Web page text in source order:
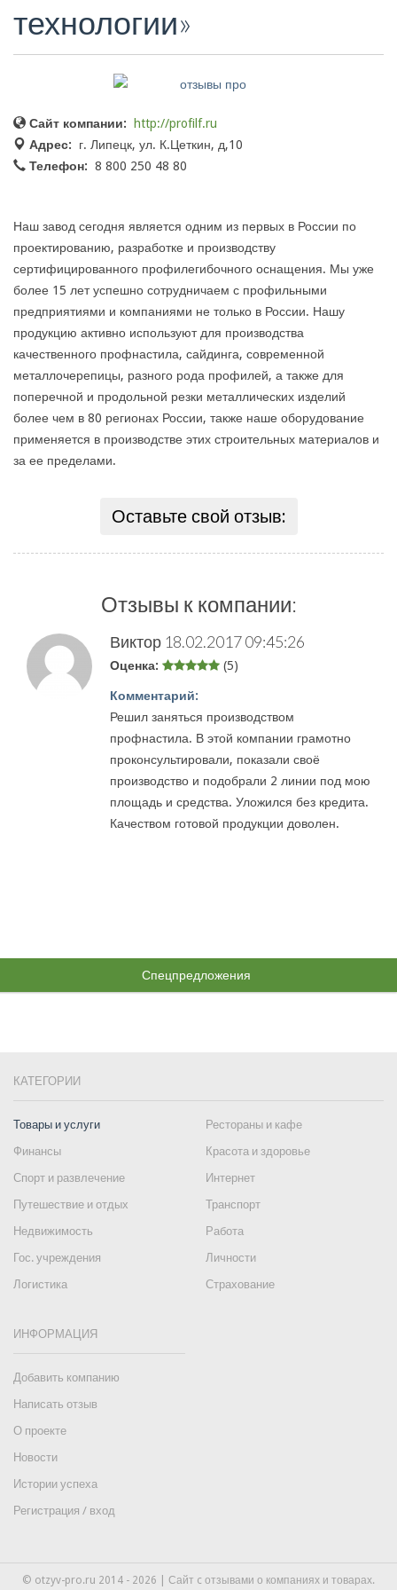
технологии»
Сайт компании:
http://profilf.ru
Адрес:
г. Липецк, ул. К.Цеткин, д,10
Телефон: 8 800 250 48 80
Наш завод сегодня является одним из первых в России по
проектированию, разработке и производству
сертифицированного профилегибочного оснащения. Мы уже
более 15 лет успешно сотрудничаем с профильными
предприятиями и компаниями не только в России. Нашу
продукцию активно используют для производства
качественного профнастила, сайдинга, современной
металлочерепицы, разного рода профилей, а также для
поперечной и продольной резки металлических изделий
более чем в 80 регионах России, также наше оборудование
применяется в производстве этих строительных материалов и
за ее пределами.
Оставьте свой отзыв:
Отзывы к компании:
Виктор 18.02.2017 09:45:26
Оценка: (5)
Комментарий:
Решил заняться производством
профнастила. В этой компании грамотно
проконсультировали, показали своё
производство и подобрали 2 линии под мою
площадь и средства. Уложился без кредита.
Качеством готовой продукции доволен.
Спецпредложения
КАТЕГОРИИ
Товары и услуги
Рестораны и кафе
Финансы
Красота и здоровье
Спорт и развлечение
Интернет
Путешествие и отдых
Транспорт
Недвижимость
Работа
Гос. учреждения
Личности
Логистика
Страхование
ИНФОРМАЦИЯ
Добавить компанию
Написать отзыв
О проекте
Новости
Истории успеха
Регистрация / вход
© otzyv-pro.ru 2014 - 2026 | Сайт c отзывами о компаниях и товарах.